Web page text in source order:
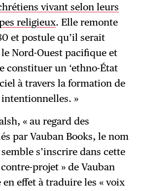
vivant selon leurs
religieux. Elle remonte
et postule qu’il serait
Nord-Ouest pacifique et
constituer un ‘ethno-État
à travers la formation de
»
« au regard des
par Vauban Books, le nom
s’inscrire dans cette
projet » de Vauban
en effet à traduire les « voix